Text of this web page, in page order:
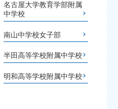
名古屋大学教育学部附属
中学校
南山中学校女子部
半田高等学校附属中学校
明和高等学校附属中学校